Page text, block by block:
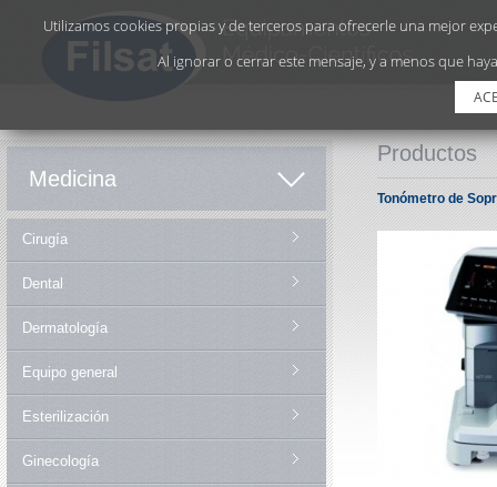
Medicina
Cirugía
Dental
Dermatología
Equipo general
Esterilización
Ginecología
Productos
Tonómetro de
Utilizamos cookies propias y de terceros para ofrecerle una mejor
Al ignorar o cerrar este mensaje, y a menos que